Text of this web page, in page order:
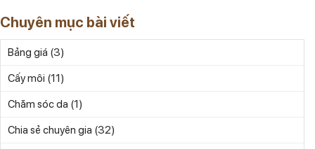
Chuyên mục bài viết
Bảng giá (3)
Cấy môi (11)
Chăm sóc da (1)
Chia sẻ chuyên gia (32)